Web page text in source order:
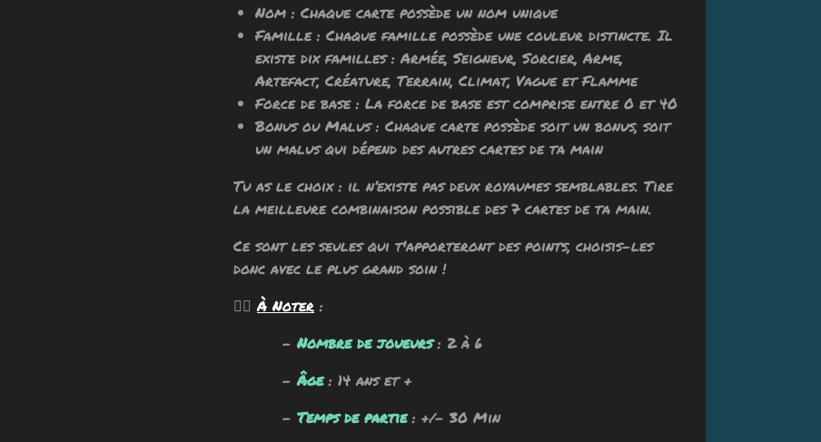
Nom : Chaque carte possède un nom unique
Famille : Chaque famille possède une couleur distincte. Il
existe dix familles : Armée, Seigneur, Sorcier, Arme,
Artefact, Créature, Terrain, Climat, Vague et Flamme
Force de base : La force de base est comprise entre 0 et 40
Bonus ou Malus : Chaque carte possède soit un bonus, soit
un malus qui dépend des autres cartes de ta main
Tu as le choix : il n’existe pas deux royaumes semblables. Tire
la meilleure combinaison possible des 7 cartes de ta main.
Ce sont les seules qui t'apporteront des points, choisis-les
donc avec le plus grand soin !
🧙‍♂️À Noter :
-Nombre de joueurs: 2 à 6
-Âge : 14 ans et +
- Temps de partie: +/- 30 Min